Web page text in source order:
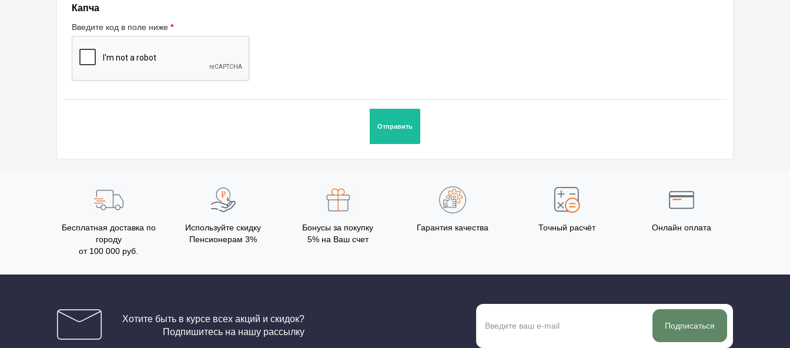
Капча
Введите код в поле ниже
Бесплатная доставка по
городу
от 100 000 руб.
Используйте скидку
Пенсионерам 3%
Бонусы за покупку
5% на Ваш счет
Гарантия качества Точный расчёт Онлайн оплата
Хотите быть в курсе всех акций и скидок?
Подпишитесь на нашу рассылку
Подписаться